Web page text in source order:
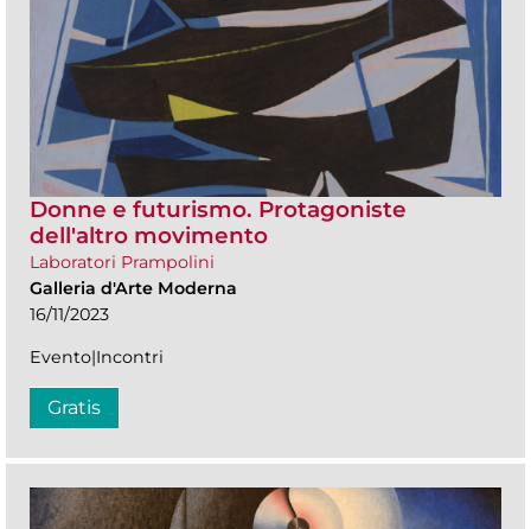
Donne e futurismo. Protagoniste
dell'altro movimento
Laboratori Prampolini
Galleria d'Arte Moderna
16/11/2023
Evento|Incontri
Gratis